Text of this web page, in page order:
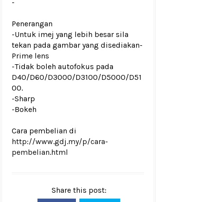
-
Penerangan
-Untuk imej yang lebih besar sila
tekan pada gambar yang disediakan-
Prime lens
-Tidak boleh autofokus pada
D40/D60/D3000/D3100/D5000/D51
00.
-Sharp
-Bokeh
Cara pembelian di
http://www.gdj.my/p/cara-
pembelian.html
Share this post: